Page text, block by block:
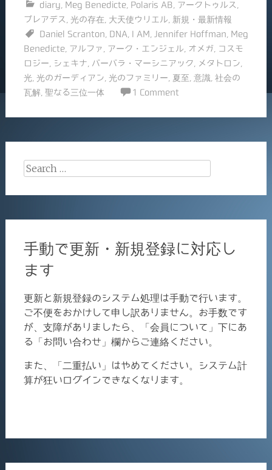
e
b
o
o
k
l
diary Meg Benedicte, Polaris AB アークトゥルス
プレアデス
光の存在 大天使ウリエル
新規・最新情報
Daniel Scranton
DNA I AM Jennifer Hoffman
Meg
Benedicte, アルファ アーク・エンジェル オメガ
コスモ
ロジー
シェキナ バーバラ・マーシニアック メタトロン
光, 光のガーディアン 光のファミリー 夏至 意識 社会の
瓦解, 聖なる三位一体 1 Comment
Search
手動で更新・新規登録に対応し
ます
更新と新規登録のシステム処理は手動で行います。
ご不便をおかけして申し訳ありません。お手数です
が、支障がありましたら、「会員について」下にあ
る「お問い合わせ」欄からご連絡ください。
また、「二重払い」はやめてください。システム計
算が狂いログインできなくなります。